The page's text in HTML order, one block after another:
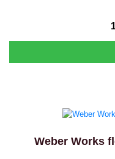
Weber Works